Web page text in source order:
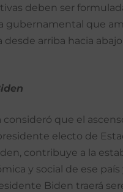
deben ser
gubernamental que
arriba hacia
consideró que el
electo de
contribuye a la
y social de ese país
Biden traerá